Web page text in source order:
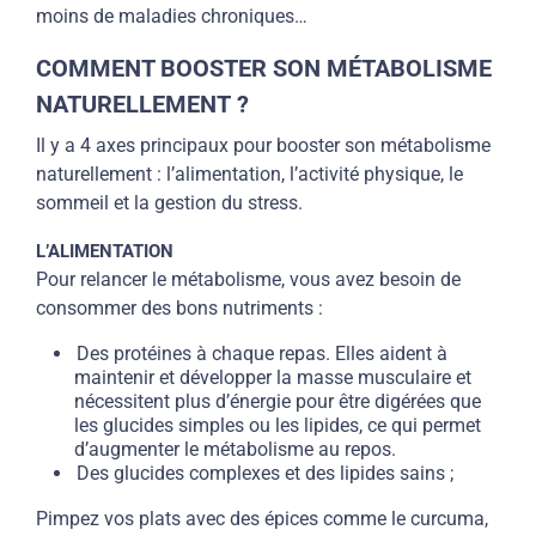
moins de maladies chroniques…
COMMENT BOOSTER SON MÉTABOLISME
NATURELLEMENT ?
Il y a 4 axes principaux pour booster son métabolisme
naturellement : l’alimentation, l’activité physique, le
sommeil et la gestion du stress.
L’ALIMENTATION
Pour relancer le métabolisme, vous avez besoin de
consommer des bons nutriments :
Des protéines à chaque repas. Elles aident à
maintenir et développer la masse musculaire et
nécessitent plus d’énergie pour être digérées que
les glucides simples ou les lipides, ce qui permet
d’augmenter le métabolisme au repos.
Des glucides complexes et des lipides sains ;
Pimpez vos plats avec des épices comme le curcuma,